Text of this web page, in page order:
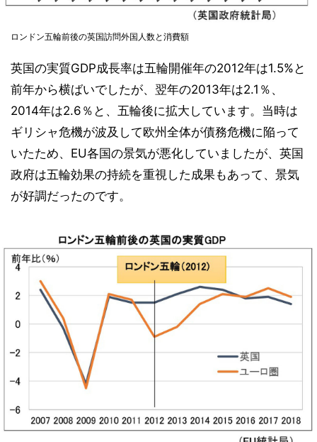
ロンドン五輪前後の英国訪問外国人数と消費額
英国の実質GDP成長率は五輪開催年の2012年は1.5%と
前年から横ばいでしたが、翌年の2013年は2.1％、
2014年は2.6％と、五輪後に拡大しています。当時は
ギリシャ危機が波及して欧州全体が債務危機に陥って
いたため、EU各国の景気が悪化していましたが、英国
政府は五輪効果の持続を重視した成果もあって、景気
が好調だったのです。